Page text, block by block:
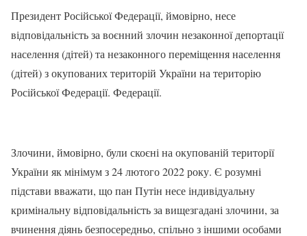
Президент Російської Федерації, ймовірно, несе
відповідальність за воєнний злочин незаконної депортації
населення (дітей) та незаконного переміщення населення
(дітей) з окупованих територій України на територію
Російської Федерації. Федерації.
Злочини, ймовірно, були скоєні на окупованій території
України як мінімум з 24 лютого 2022 року. Є розумні
підстави вважати, що пан Путін несе індивідуальну
кримінальну відповідальність за вищезгадані злочини, за
вчинення діянь безпосередньо, спільно з іншими особами